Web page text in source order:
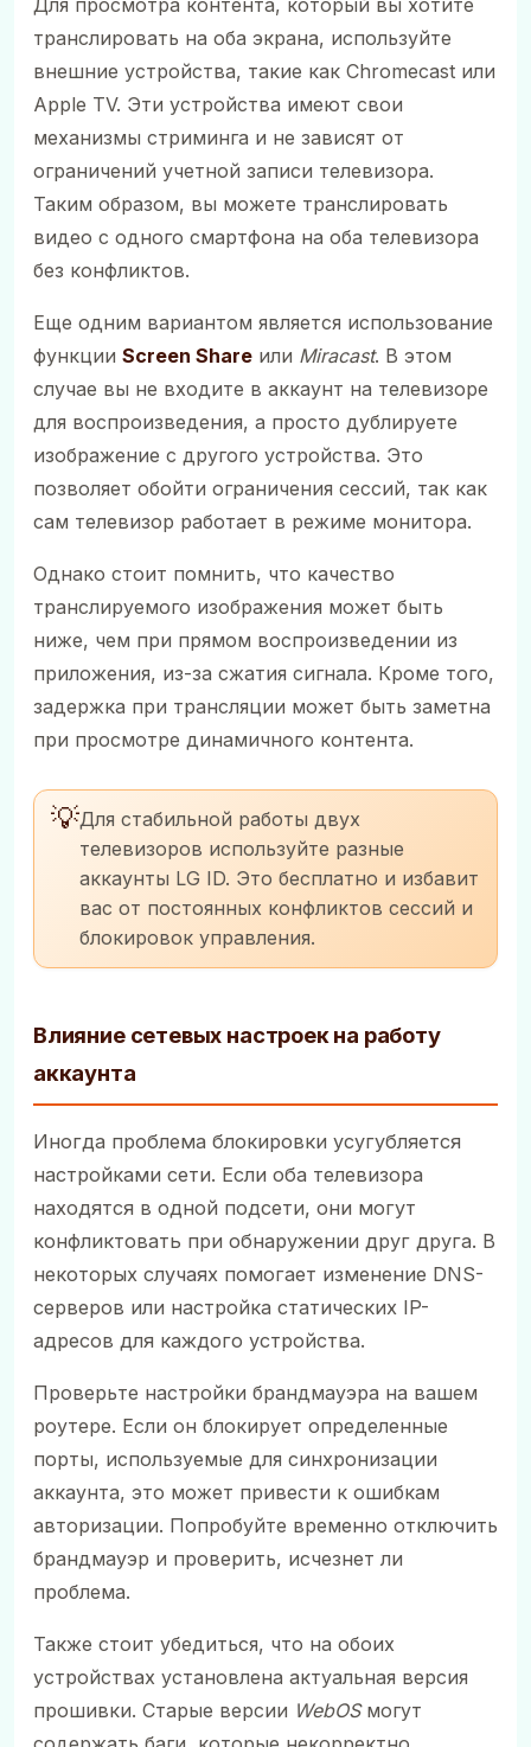
транслировать на оба экрана, используйте
внешние устройства, такие как Chromecast или
Apple TV. Эти устройства имеют свои
механизмы стриминга и не зависят от
ограничений учетной записи телевизора.
Таким образом, вы можете транслировать
видео с одного смартфона на оба телевизора
без конфликтов.
Еще одним вариантом является использование
функции Screen Share или Miracast. В этом
случае вы не входите в аккаунт на телевизоре
для воспроизведения, а просто дублируете
изображение с другого устройства. Это
позволяет обойти ограничения сессий, так как
сам телевизор работает в режиме монитора.
Однако стоит помнить, что качество
транслируемого изображения может быть
ниже, чем при прямом воспроизведении из
приложения, из-за сжатия сигнала. Кроме того,
задержка при трансляции может быть заметна
при просмотре динамичного контента.
💡Для стабильной работы двух
телевизоров используйте разные
аккаунты LG ID. Это бесплатно и избавит
вас от постоянных конфликтов сессий и
блокировок управления.
Влияние сетевых настроек на работу
аккаунта
Иногда проблема блокировки усугубляется
настройками сети. Если оба телевизора
находятся в одной подсети, они могут
конфликтовать при обнаружении друг друга. В
некоторых случаях помогает изменение DNS-
серверов или настройка статических IP-
адресов для каждого устройства.
Проверьте настройки брандмауэра на вашем
роутере. Если он блокирует определенные
порты, используемые для синхронизации
аккаунта, это может привести к ошибкам
авторизации. Попробуйте временно отключить
брандмауэр и проверить, исчезнет ли
проблема.
Также стоит убедиться, что на обоих
устройствах установлена актуальная версия
прошивки. Старые версии WebOSмогут